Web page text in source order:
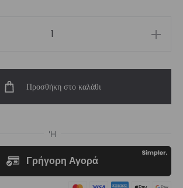
€49,00.
Προσθήκη στο καλάθι